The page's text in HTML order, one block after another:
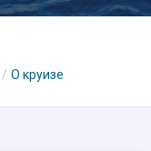
О круизе